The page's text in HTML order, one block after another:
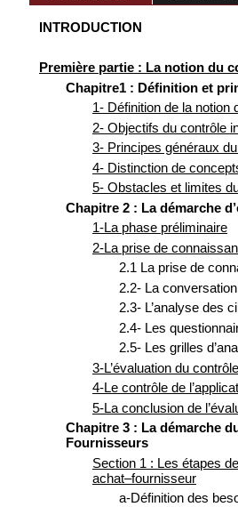
INTRODUCTION
Première partie : La notion du
Chapitre1 : Définition et
1- Définition de la notion
2- Objectifs du contrôle
3- Principes généraux
4- Distinction de
5- Obstacles et limites
Chapitre 2 : La démarche
1-La phase préliminaire
2-La prise de
2.1 La prise de
2.2- La
2.3- L’analyse des
2.4- Les
2.5- Les grilles
3-L’évaluation du
4-Le contrôle de
5-La conclusion de
Chapitre 3 : La démarche
Fournisseurs
Section 1 : Les étapes
achat–fournisseur
a-Définition des